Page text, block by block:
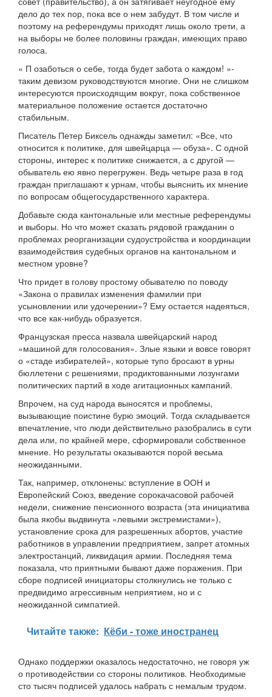
дело до тех пор, пока все о нем забудут. В том числе и
поэтому на референдумы приходят лишь около трети, а
на выборы не более половины граждан, имеющих право
голоса.
« П озаботься о себе, тогда будет забота о каждом! »-
таким девизом руководствуются многие. Они не слишком
интересуются происходящим вокруг, пока собственное
материальное положение остается достаточно
стабильным.
Писатель Петер Биксель однажды заметил: «Все, что
относится к политике, для швейцарца — обуза». С одной
стороны, интерес к политике снижается, а с другой —
обыватель ею явно перегружен. Ведь четыре раза в год
граждан приглашают к урнам, чтобы выяснить их мнение
по вопросам общегосударственного характера.
Добавьте сюда кантональные или местные референдумы
и выборы. Но что может сказать рядовой гражданин о
проблемах реорганизации судоустройства и координации
взаимодействия судебных органов на кантональном и
местном уровне?
Что придет в голову простому обывателю по поводу
«Закона о правилах изменения фамилии при
усыновлении или удочерении»? Ему остается надеяться,
что все как-нибудь образуется.
Французская пресса назвала швейцарский народ
«машиной для голосования». Злые языки и вовсе говорят
о «стаде избирателей», которые тупо бросают в урны
бюллетени с решениями, продиктованными лозунгами
политических партий в ходе агитационных кампаний.
Впрочем, на суд народа выносятся и проблемы,
вызывающие поистине бурю эмоций. Тогда складывается
впечатление, что люди действительно разобрались в сути
дела или, по крайней мере, сформировали собственное
мнение. Но результаты оказываются порой весьма
неожиданными.
Так, например, отклонены: вступление в ООН и
Европейский Союз, введение сорокачасовой рабочей
недели, снижение пенсионного возраста (эта инициатива
была якобы выдвинута «левыми экстремистами»),
установление срока для разрешенных абортов, участие
работников в управлении предприятием, запрет атомных
электростанций, ликвидация армии. Последняя тема
показала, что приятными бывают даже поражения. При
сборе подписей инициаторы столкнулись не только с
предвидимо агрессивным неприятием, но и с
неожиданной симпатией.
Читайте также: Кёби - тоже иностранец
Однако поддержки оказалось недостаточно, не говоря уж
о противодействии со стороны политиков. Необходимые
сто тысяч подписей удалось набрать с немалым трудом.